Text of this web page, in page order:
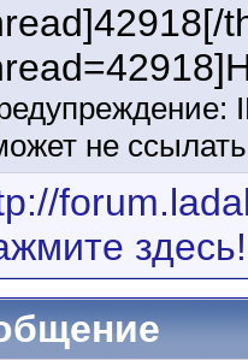
не
здесь!